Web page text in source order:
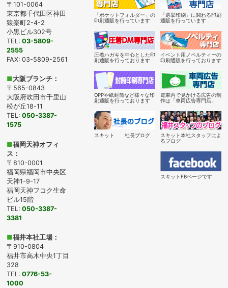
〒101-0064
東京都千代田区神田
猿楽町2-4-2
小黒ビル302号
TEL:03-5809-
2555
FAX: 03-5809-2561
■大阪ブランチ：
〒565-0843
大阪府吹田市千里山
松が丘18-11
TEL:050-3387-
1575
■福岡天神オフィ
ス：
〒810-0001
福岡県福岡市中央区
天神1-9-17
福岡天神フコク生命
ビル15階
TEL:050-3387-
3381
■福井本社工場：
〒910-0804
福井市高木中央1丁目
328
TEL:0776-53-
1000
「ポケットフォルダー」の
印刷通販を行っています
「選挙印刷」に関わる印刷
通販を行っています
圧着ハガキを中心とした印
刷通販を行っております
イベント用ノベルティーの
印刷通販を行っております
OPPや紙封筒など様々な印
刷通販を行っております
電車内で見かける広告の制
作は「車両広告専門店」
スキット 社長ブログ
スキット本社スタッフによ
るブログ
スキットFBページです